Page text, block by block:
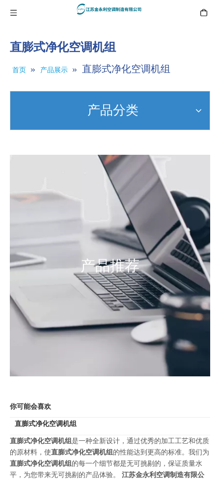
直膨式净化空调机组
首页 » 产品展示 » 直膨式净化空调机组
产品分类
产品推荐
你可能会喜欢
直膨式净化空调机组
直膨式净化空调机组是一种全新设计，通过优秀的加工工艺和优质
的原材料，使直膨式净化空调机组的性能达到更高的标准。我们为
直膨式净化空调机组的每一个细节都是无可挑剔的，保证质量水
平，为您带来无可挑剔的产品体验。 江苏金永利空调制造有限公